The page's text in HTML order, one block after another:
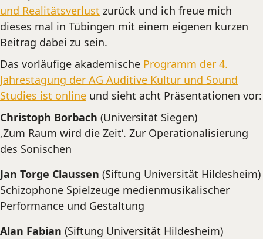
und Realitätsverlust zurück und ich freue mich
dieses mal in Tübingen mit einem eigenen kurzen
Beitrag dabei zu sein.
Das vorläufige akademische Programm der 4.
Jahrestagung der AG Auditive Kultur und Sound
Studies ist online und sieht acht Präsentationen vor:
Christoph Borbach (Universität Siegen)
‚Zum Raum wird die Zeit‘. Zur Operationalisierung
des Sonischen
Jan Torge Claussen (Siftung Universität Hildesheim)
Schizophone Spielzeuge medienmusikalischer
Performance und Gestaltung
Alan Fabian (Siftung Universität Hildesheim)